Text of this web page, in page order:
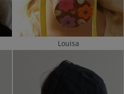
Louisa